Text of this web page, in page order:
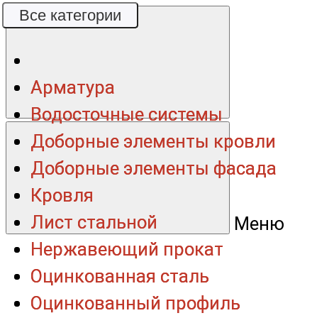
Меню
Все категории
Арматура
Водосточные системы
Доборные элементы кровли
Доборные элементы фасада
Кровля
Лист стальной
Нержавеющий прокат
Оцинкованная сталь
Оцинкованный профиль
Все категории
Арматура
Водосточные системы
Доборные элементы кровли
Доборные элементы фасада
Кровля
Лист стальной
Нержавеющий прокат
Оцинкованная сталь
Оцинкованный профиль